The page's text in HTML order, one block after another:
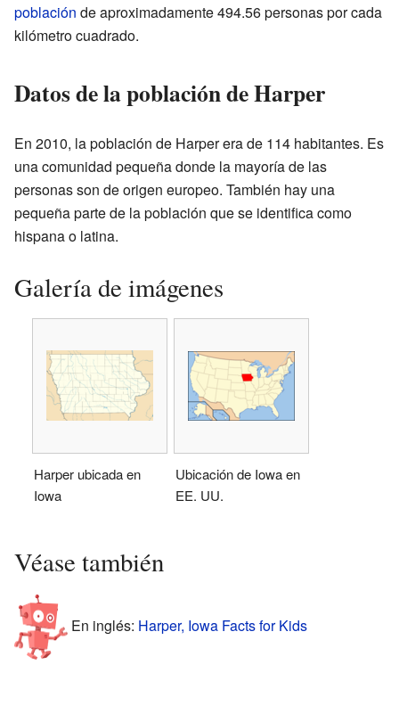
población de aproximadamente 494.56 personas por cada
kilómetro cuadrado.
Datos de la población de Harper
En 2010, la población de Harper era de 114 habitantes. Es
una comunidad pequeña donde la mayoría de las
personas son de origen europeo. También hay una
pequeña parte de la población que se identifica como
hispana o latina.
Galería de imágenes
Harper ubicada en
Iowa
Ubicación de Iowa en
EE. UU.
Véase también
En inglés: Harper, Iowa Facts for Kids